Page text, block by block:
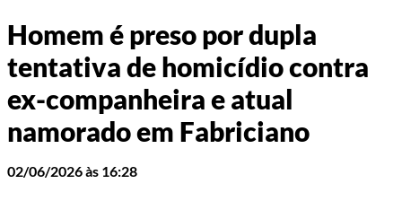
Homem é preso por dupla
tentativa de homicídio contra
ex-companheira e atual
namorado em Fabriciano
02/06/2026 às 16:28